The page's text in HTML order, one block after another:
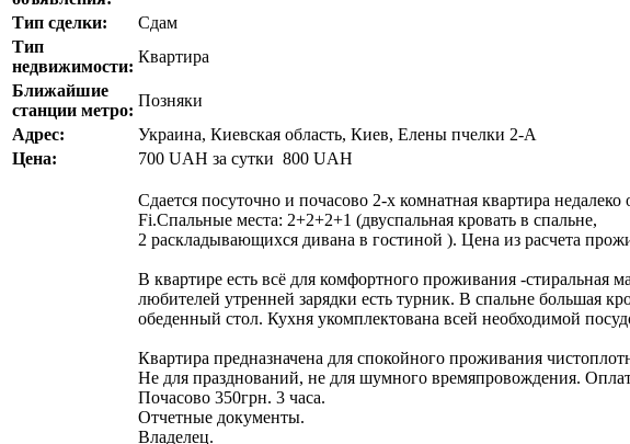
Тип сделки:
Сдам
Тип
недвижимости:
Квартира
Ближайшие
станции метро:
Позняки
Адрес:
Украина, Киевская область, Киев, Елены пчелки 2-А
Цена:
700 UAH за сутки 800 UAH
Сдается посуточно и почасово 2-х комнатная квартира
Fi.Спальные места: 2+2+2+1 (двуспальная кровать в спальне,
2 раскладывающихся дивана в гостиной ). Цена из расчета
В квартире есть всё для комфортного проживания -стиральная
любителей утренней зарядки есть турник. В спальне большая
обеденный стол. Кухня укомплектована всей необходимой
Квартира предназначена для спокойного проживания
Не для празднований, не для шумного времяпровождения.
Почасово 350грн. 3 часа.
Отчетные документы.
Владелец.